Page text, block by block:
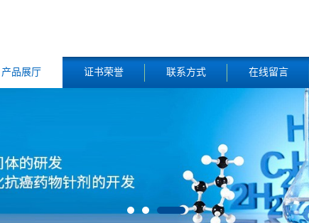
产品展厅 证书荣誉 联系方式 在线留言